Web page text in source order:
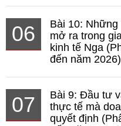
06
Bài 10: Những
mở ra trong
kinh tế Nga
đến năm 2026)
07
Bài 9: Đầu tư
thực tế mà
quyết định